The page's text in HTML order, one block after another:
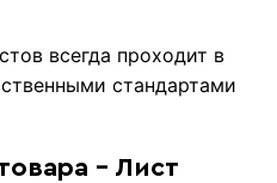
всегда проходит в
стандартами
- Лист